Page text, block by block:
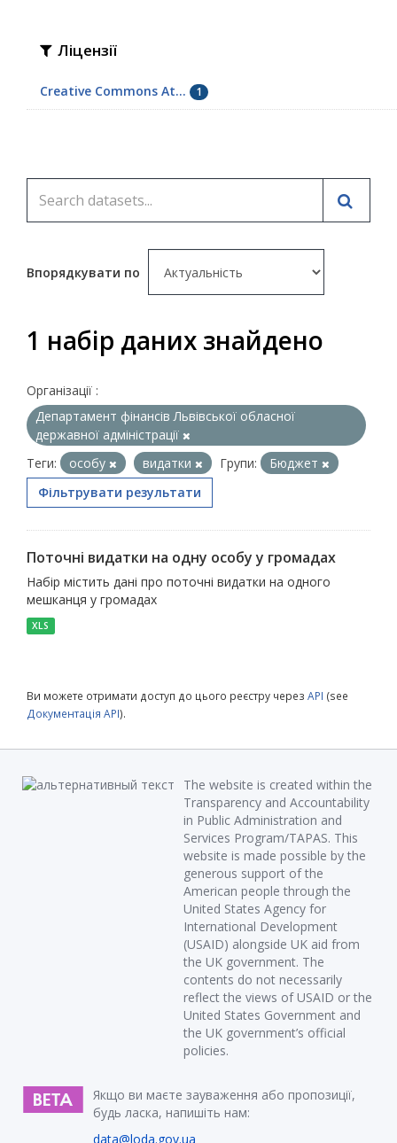
Ліцензії
Creative Commons At... 1
Впорядкувати по
1 набір даних знайдено
Організації :
Департамент фінансів Львівської обласної
державної адміністрації
Теги:
особу видатки Групи:
Бюджет
Фільтрувати результати
Поточні видатки на одну особу у громадах
Набір містить дані про поточні видатки на одного
мешканця у громадах
XLS
Ви можете отримати доступ до цього реєстру через API (see
Документація API).
The website is created within the
Transparency and Accountability
in Public Administration and
Services Program/TAPAS. This
website is made possible by the
generous support of the
American people through the
United States Agency for
International Development
(USAID) alongside UK aid from
the UK government. The
contents do not necessarily
reflect the views of USAID or the
United States Government and
the UK government’s official
policies.
Якщо ви маєте зауваження або пропозиції,
будь ласка, напишіть нам:
data@loda.gov.ua